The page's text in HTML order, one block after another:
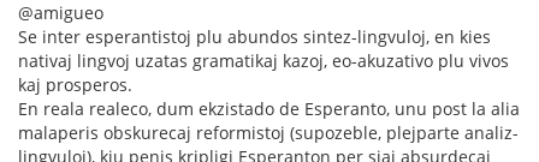
@amigueo
Se inter esperantistoj plu abundos sintez-lingvuloj, en kies
nativaj lingvoj uzatas gramatikaj kazoj, eo-akuzativo plu vivos
kaj prosperos.
En reala realeco, dum ekzistado de Esperanto, unu post la alia
malaperis obskurecaj reformistoj (supozeble, plejparte analiz-
lingvuloj), kiu penis kripligi Esperanton per siaj absurdecaj